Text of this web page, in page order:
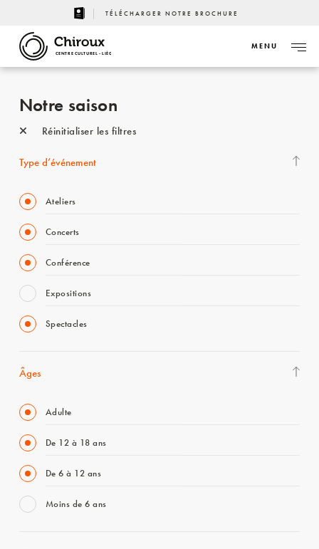
TÉLÉCHARGER NOTRE BROCHURE
CENTRE CULTUREL - LIÈGE
MENU
Notre saison
Réinitialiser les filtres
Type d’événement
Ateliers
Concerts
Conférence
Expositions
Spectacles
Âges
Adulte
De 12 à 18 ans
De 6 à 12 ans
Moins de 6 ans